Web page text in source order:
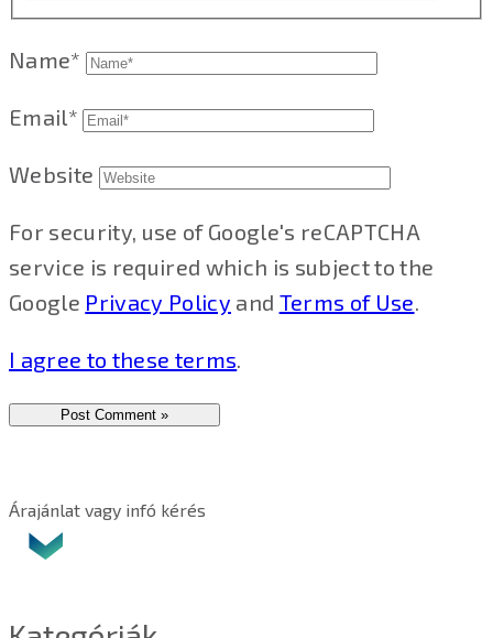
Name*
Email*
Website
For security, use of Google's reCAPTCHA
service is required which is subject to the
Google Privacy Policy and Terms of Use
I agree to these terms
Árajánlat vagy infó kérés